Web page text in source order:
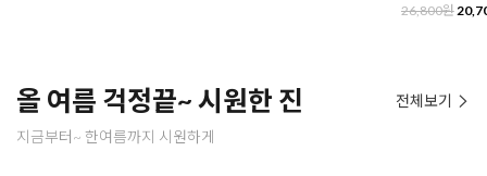
26,800원
올 여름 걱정끝~ 시원한 진
지금부터~ 한여름까지 시원하게
전체보기